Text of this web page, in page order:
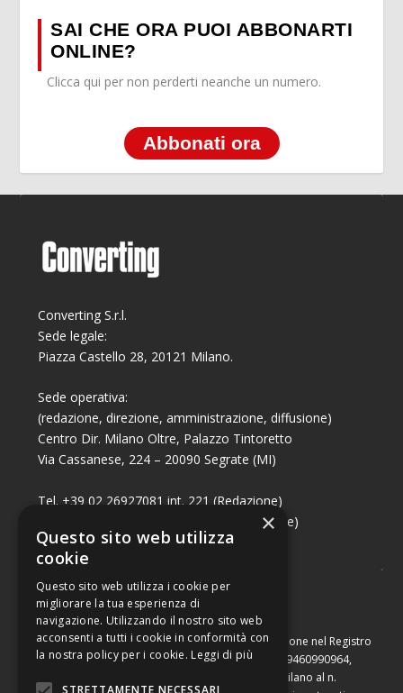
SAI CHE ORA PUOI ABBONARTI
ONLINE?
Clicca qui per non perderti neanche un numero.
Abbonati ora
Converting S.r.l.
Sede legale:
Piazza Castello 28, 20121 Milano.
Sede operativa:
(redazione, direzione, amministrazione, diffusione)
Centro Dir. Milano Oltre, Palazzo Tintoretto
Via Cassanese, 224 – 20090 Segrate (MI)
Tel. +39 02 26927081 int. 221 (Redazione)
Tel. +39 02 26927081 int. 224 (Commerciale)
Fax +39 02 26951006
Capitale sociale di Euro 10.000,00 – Numero di iscrizione nel Registro
delle Imprese di Milano, partita Iva e codice fiscale 09460990964,
iscritta al Repertorio Economico Amministrativo di Milano al n.
×
Questo sito web utilizza
cookie
Questo sito web utilizza i cookie per
migliorare la tua esperienza di
navigazione. Utilizzando il nostro sito web
acconsenti a tutti i cookie in conformità con
la nostra policy per i cookie. Leggi di più
STRETTAMENTE NECESSARI